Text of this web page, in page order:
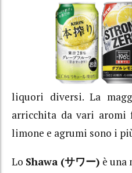
liquori diversi. La
arricchita da vari
limone e agrumi sono i
Lo Shawa (サワー) è una